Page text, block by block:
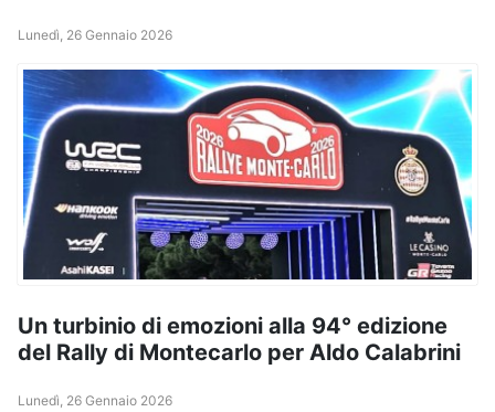
Lunedì, 26 Gennaio 2026
Un turbinio di emozioni alla 94° edizione
del Rally di Montecarlo per Aldo Calabrini
Lunedì, 26 Gennaio 2026